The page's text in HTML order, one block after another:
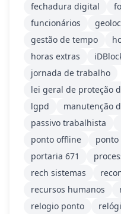
fechadura digital
funcionários
gestão de tempo
horas extras
jornada de trabalho
lei geral de proteção
lgpd
manutenção
passivo trabalhista
ponto offline
portaria 671
rech sistemas
recursos humanos
relogio ponto